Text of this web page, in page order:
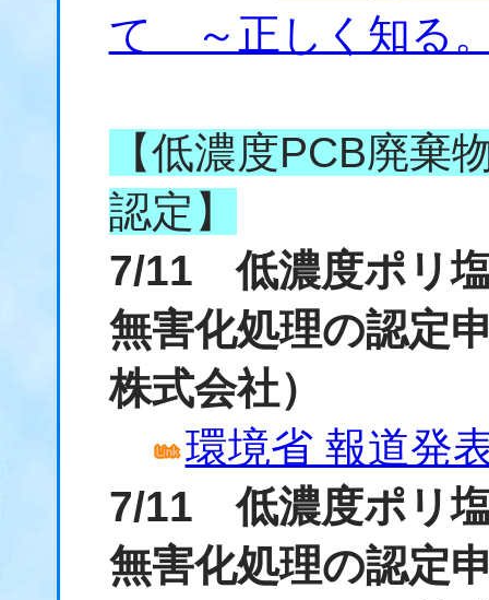
て ～正しく知る
【低濃度PCB廃棄
認定】
7/11 低濃度ポリ
無害化処理の認定
株式会社）
環境省 報道発
7/11 低濃度ポリ
無害化処理の認定